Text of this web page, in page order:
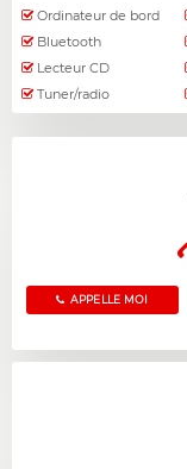
Ordinateur de bord
Bluetooth
Lecteur CD
Tuner/radio
APPELLE MOI